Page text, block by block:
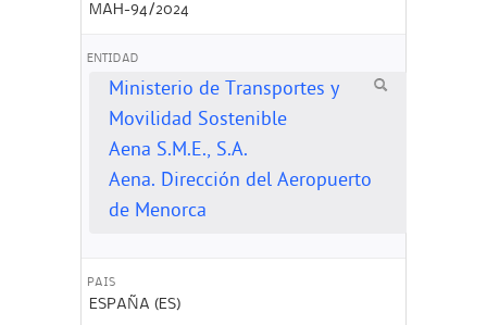
MAH-94/2024
ENTIDAD
Ministerio de Transportes y
Movilidad Sostenible
Aena S.M.E., S.A.
Aena. Dirección del Aeropuerto
de Menorca
PAIS
ESPAÑA (ES)